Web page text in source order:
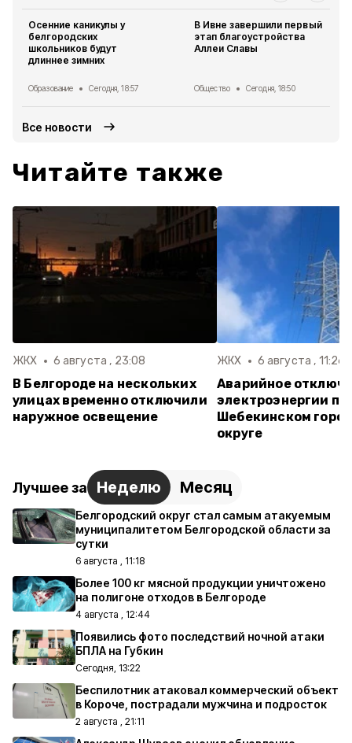
Осенние каникулы у
белгородских
школьников будут
длиннее зимних
Образование Сегодня, 18:57
В Ивне завершили первый
этап благоустройства
Аллеи Славы
Общество Сегодня, 18:50
Все новости
Читайте также
ЖКХ 6 августа , 23:08
В Белгороде на нескольких
улицах временно отключили
наружное освещение
ЖКХ 6 августа , 11:26
Аварийное
электроэнергии
Шебекинском
округе
Лучшее за Неделю Месяц
Белгородский округ стал самым атакуемым
муниципалитетом Белгородской области за
сутки
6 августа , 11:18
Более 100 кг мясной продукции уничтожено
на полигоне отходов в Белгороде
4 августа , 12:44
Появились фото последствий ночной атаки
БПЛА на Губкин
Сегодня, 13:22
Беспилотник атаковал коммерческий объект
в Короче, пострадали мужчина и подросток
2 августа , 21:11